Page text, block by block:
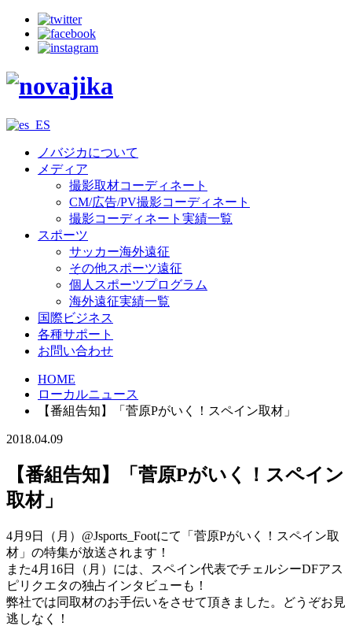
ノバジカについて
メディア
撮影取材コーディネート
CM/広告/PV撮影コーディネート
撮影コーディネート実績一覧
スポーツ
サッカー海外遠征
その他スポーツ遠征
個人スポーツプログラム
海外遠征実績一覧
国際ビジネス
各種サポート
お問い合わせ
HOME
ローカルニュース
【番組告知】「菅原Pがいく！スペイン取材」
2018.04.09
【番組告知】「菅原Pがいく！スペイン
取材」
4月9日（月）@Jsports_Footにて「菅原Pがいく！スペイン取
材」の特集が放送されます！
また4月16日（月）には、スペイン代表でチェルシーDFアス
ピリクエタの独占インタビューも！
弊社では同取材のお手伝いをさせて頂きました。どうぞお見
逃しなく！